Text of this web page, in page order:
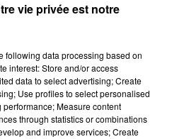
vie privée est notre
following data processing based on
interest: Store and/or access
data to select advertising; Create
Use profiles to select personalised
Measure content
through statistics or combinations
and improve services; Create